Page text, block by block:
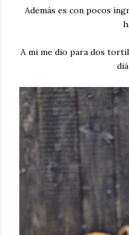
Además es con pocos
A mi me dio para dos